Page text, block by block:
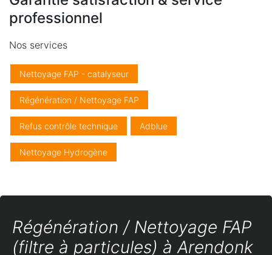
professionnel
Nos services
Nettoyage FAP - catalyseur
Régénération / Nettoyage FAP
Refus contrôle technique Adblue
Nettoyage Hydrogène
Régénération / Nettoyage FAP
(filtre à particules) à Arendonk